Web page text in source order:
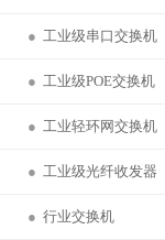
● 工业级串口交换机
● 工业级POE交换机
● 工业轻环网交换机
● 工业级光纤收发器
● 行业交换机